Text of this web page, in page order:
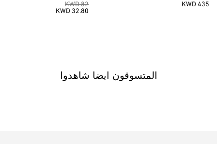
82 KWD
32.80 KWD
435 KWD
المتسوقون ايضا شاهدوا